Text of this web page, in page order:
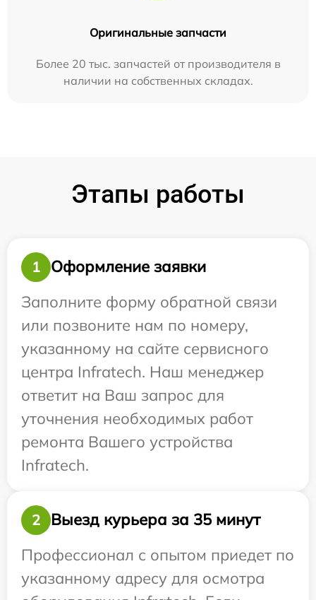
Оригинальные запчасти
Более 20 тыс. запчастей от производителя в
наличии на собственных складах.
Этапы работы
1
Оформление заявки
Заполните форму обратной связи
или позвоните нам по номеру,
указанному на сайте сервисного
центра Infratech. Наш менеджер
ответит на Ваш запрос для
уточнения необходимых работ
ремонта Вашего устройства
Infratech.
2
Выезд курьера за 35 минут
Профессионал с опытом приедет по
указанному адресу для осмотра